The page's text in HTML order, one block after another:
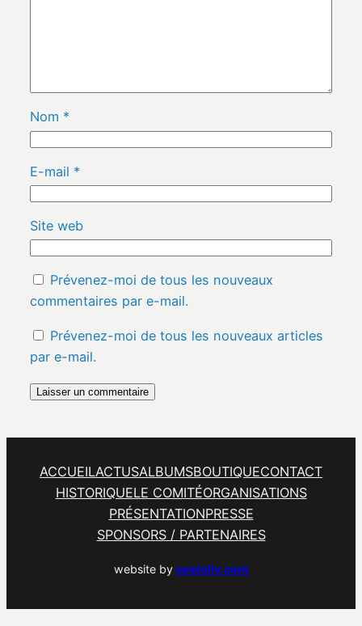
Nom *
E-mail *
Site web
Prévenez-moi de tous les nouveaux
commentaires par e-mail.
Prévenez-moi de tous les nouveaux articles
par e-mail.
ACCUEILACTUSALBUMSBOUTIQUECONTACT
HISTORIQUELE COMITÉORGANISATIONS
PRÉSENTATIONPRESSE
SPONSORS / PARTENAIRES
website bycestoliv.com